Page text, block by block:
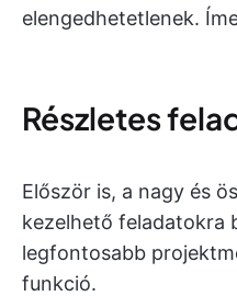
elengedhetetlenek.
Részletes
Először is, a nagy és
kezelhető feladatokra
legfontosabb
funkció.